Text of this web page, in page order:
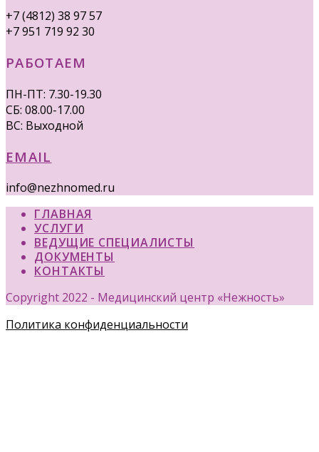
+7 (4812) 38 97 57
+7 951 719 92 30
РАБОТАЕМ
ПН-ПТ: 7.30-19.30
СБ: 08.00-17.00
ВС: Выходной
EMAIL
info@nezhnomed.ru
ГЛАВНАЯ
УСЛУГИ
ВЕДУЩИЕ СПЕЦИАЛИСТЫ
ДОКУМЕНТЫ
КОНТАКТЫ
Copyright 2022 - Медицинский центр «Нежность»
Политика конфиденциальности